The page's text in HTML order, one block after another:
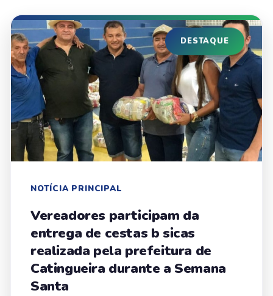
DESTAQUE
NOTÍCIA PRINCIPAL
Vereadores participam da
entrega de cestas b sicas
realizada pela prefeitura de
Catingueira durante a Semana
Santa